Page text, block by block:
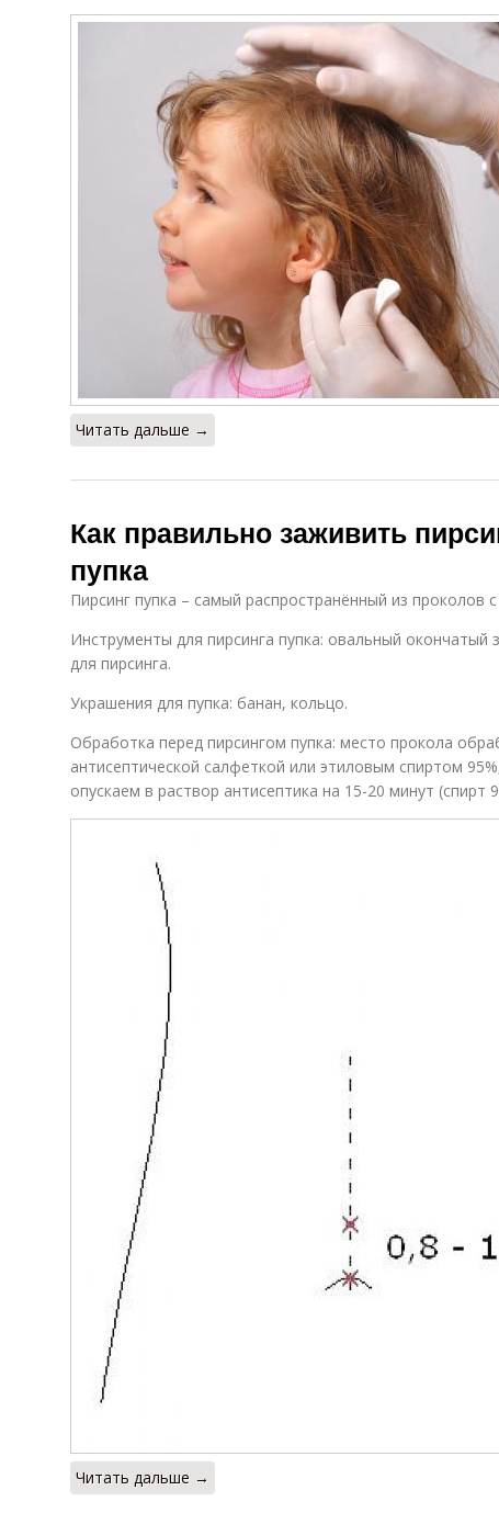
Читать дальше →
Как правильно заживить
пупка
Пирсинг пупка – самый распространённый из проколов
Инструменты для пирсинга пупка: овальный
для пирсинга.
Украшения для пупка: банан, кольцо.
Обработка перед пирсингом пупка: место прокола
антисептической салфеткой или этиловым спиртом
опускаем в раствор антисептика на 15-20 минут
Читать дальше →